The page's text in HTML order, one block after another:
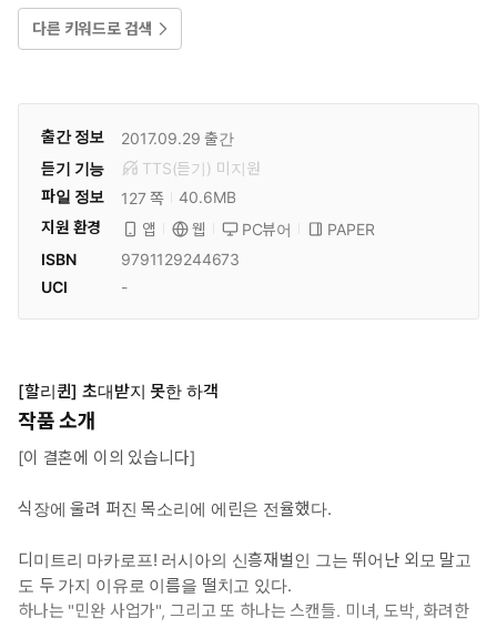
다른 키워드로 검색
출간 정보 2017.09.29 출간
듣기 기능
TTS(듣기) 미 지원
파일 정보
127 쪽
40.6MB
지원 환경
앱 웹 PC뷰어
PAPER
ISBN
9791129244673
UCI
-
[할리퀸] 초대받지 못한 하객
작품 소개
[이 결혼에 이의 있습니다]
식장에 울려 퍼진 목소리에 에린은 전율했다.
디미트리 마카로프! 러시아의 신흥재벌인 그는 뛰어난 외모 말고
도 두 가지 이유로 이름을 떨치고 있다.
하나는 "민완 사업가", 그리고 또 하나는 스캔들. 미녀, 도박, 화려한